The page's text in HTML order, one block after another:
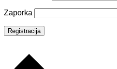
Zaporka
Registracija